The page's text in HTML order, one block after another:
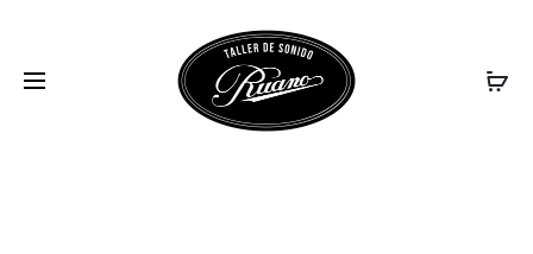
JAM
Micrófonos MACKIE EM-91C